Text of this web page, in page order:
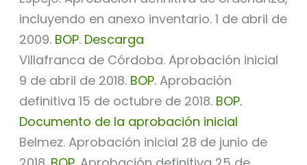
incluyendo en anexo inventario. 1 de abril de
2009. BOP. Descarga
Villafranca de Córdoba. Aprobación inicial
9 de abril de 2018. BOP. Aprobación
definitiva 15 de octubre de 2018. BOP.
Documento de la aprobación inicial
Belmez. Aprobación inicial 28 de junio de